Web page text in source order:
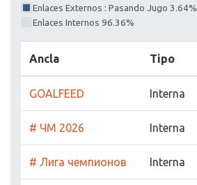
Enlaces Externos : Pasando Jugo 3.64%
Enlaces Internos 96.36%
Ancla Tipo
GOALFEED Interna
# ЧМ 2026 Interna
# Лига чемпионов Interna